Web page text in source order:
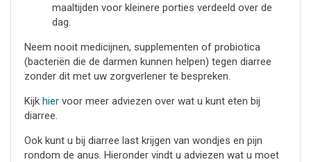
maaltijden voor kleinere porties verdeeld over de
dag.
Neem nooit medicijnen, supplementen of probiotica
(bacteriën die de darmen kunnen helpen) tegen diarree
zonder dit met uw zorgverlener te bespreken.
Kijk hiervoor meer adviezen over wat u kunt eten bij
diarree.
Ook kunt u bij diarree last krijgen van wondjes en pijn
rondom de anus. Hieronder vindt u adviezen wat u moet